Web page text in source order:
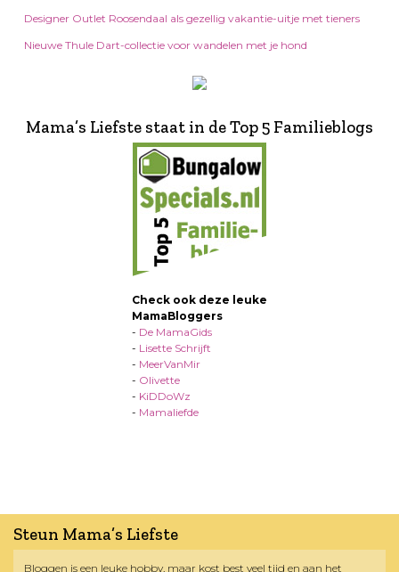
Designer Outlet Roosendaal als gezellig vakantie-uitje met tieners
Nieuwe Thule Dart-collectie voor wandelen met je hond
Mama’s Liefste staat in de Top 5 Familieblogs
Check ook deze leuke
MamaBloggers
- De MamaGids
- Lisette Schrijft
- MeerVanMir
- Olivette
- KiDDoWz
- Mamaliefde
Steun Mama’s Liefste
Bloggen is een leuke hobby, maar kost best veel tijd en aan het